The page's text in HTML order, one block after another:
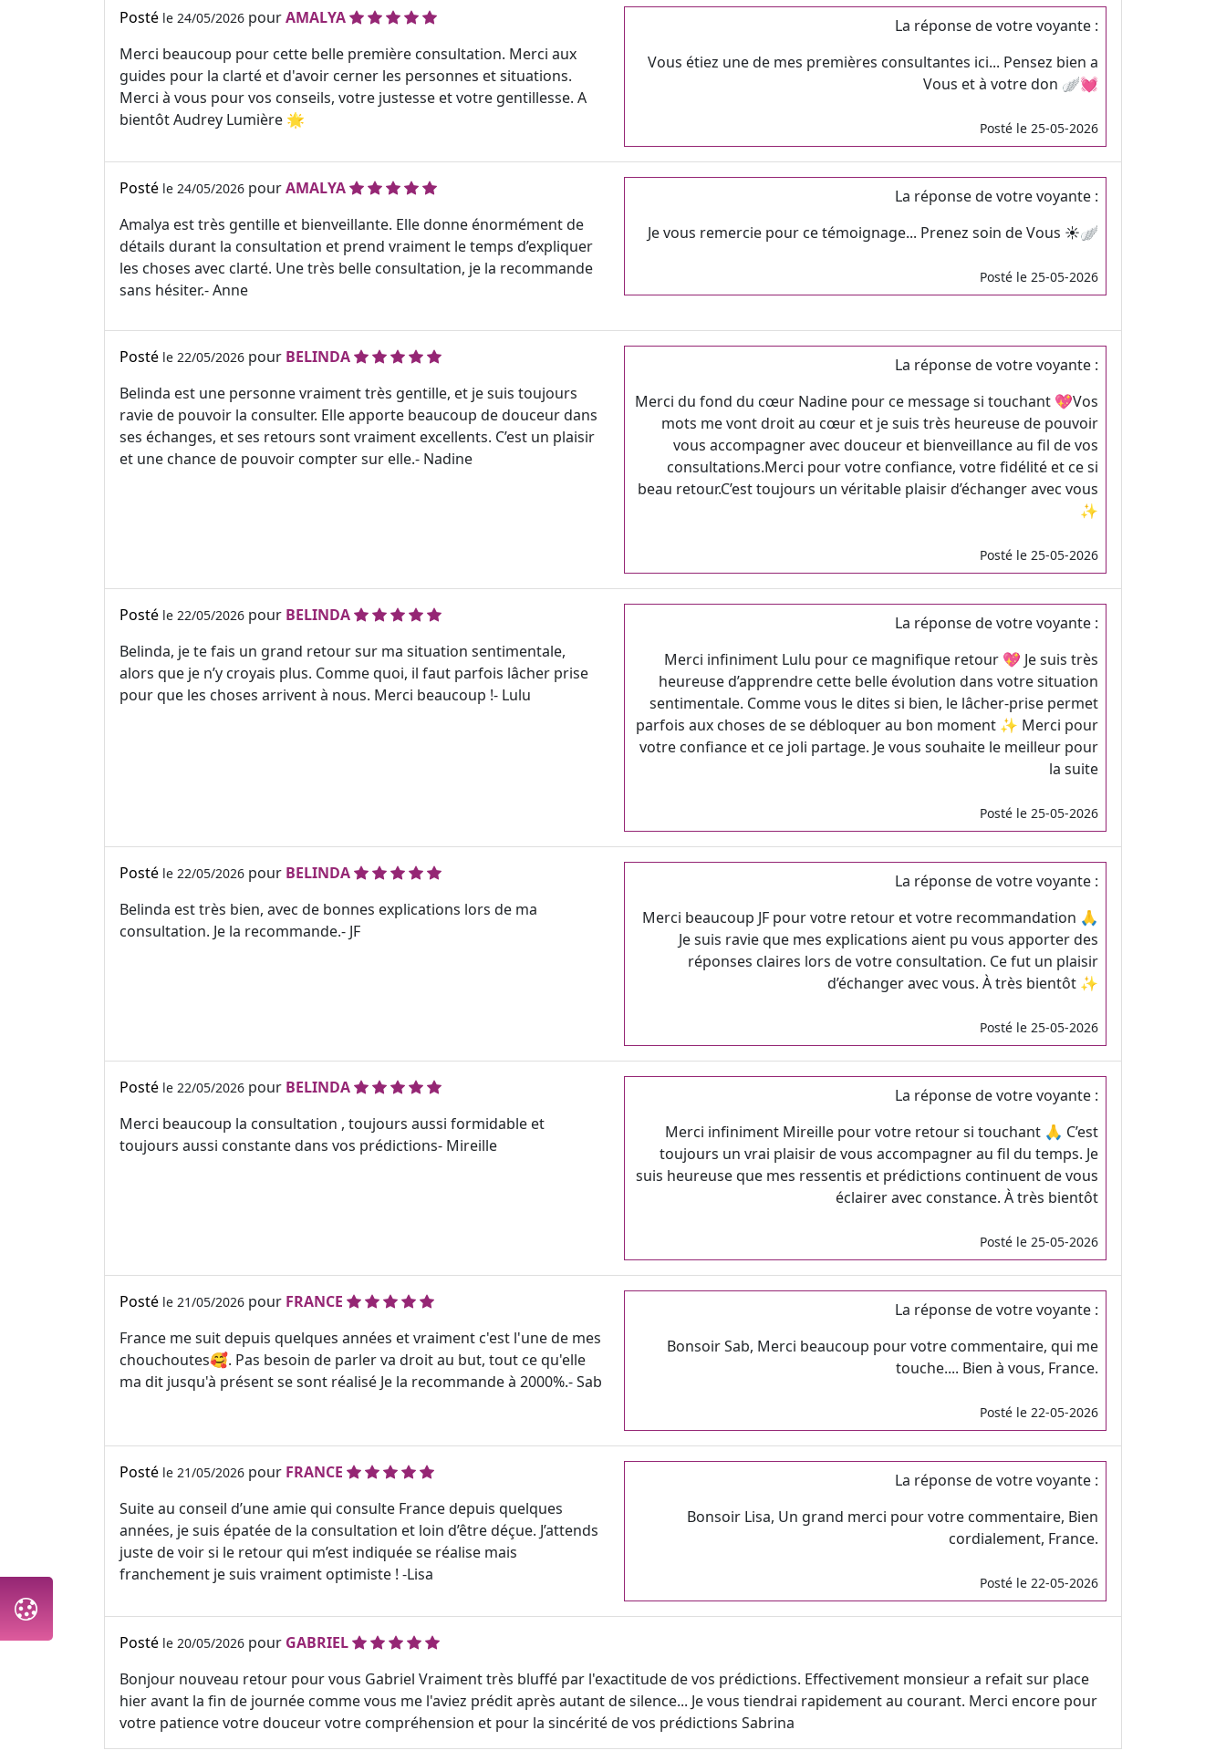
Posté le 24/05/2026 pourAMALYA
Merci beaucoup pour cette belle première consultation. Merci aux
guides pour la clarté et d'avoir cerner les personnes et situations.
Merci à vous pour vos conseils, votre justesse et votre gentillesse. A
bientôt Audrey Lumière 🌟
La réponse de votre voyante :
Vous étiez une de mes premières consultantes ici... Pensez bien a
Vous et à votre don 🪽💓
Posté le 25-05-2026
Posté le 24/05/2026 pourAMALYA
Amalya est très gentille et bienveillante. Elle donne énormément de
détails durant la consultation et prend vraiment le temps d’expliquer
les choses avec clarté. Une très belle consultation, je la recommande
sans hésiter.- Anne
La réponse de votre voyante :
Je vous remercie pour ce témoignage... Prenez soin de Vous ☀️🪽
Posté le 25-05-2026
Posté le 22/05/2026 pour BELINDA
Belinda est une personne vraiment très gentille, et je suis toujours
ravie de pouvoir la consulter. Elle apporte beaucoup de douceur dans
ses échanges, et ses retours sont vraiment excellents. C’est un plaisir
et une chance de pouvoir compter sur elle.- Nadine
La réponse de votre voyante :
Merci du fond du cœur Nadine pour ce message si touchant 💖Vos
mots me vont droit au cœur et je suis très heureuse de pouvoir
vous accompagner avec douceur et bienveillance au fil de vos
consultations.Merci pour votre confiance, votre fidélité et ce si
beau retour.C’est toujours un véritable plaisir d’échanger avec vous
✨
Posté le 25-05-2026
Posté le 22/05/2026 pour BELINDA
Belinda, je te fais un grand retour sur ma situation sentimentale,
alors que je n’y croyais plus. Comme quoi, il faut parfois lâcher prise
pour que les choses arrivent à nous. Merci beaucoup !- Lulu
La réponse de votre voyante :
Merci infiniment Lulu pour ce magnifique retour 💖 Je suis très
heureuse d’apprendre cette belle évolution dans votre situation
sentimentale. Comme vous le dites si bien, le lâcher-prise permet
parfois aux choses de se débloquer au bon moment ✨ Merci pour
votre confiance et ce joli partage. Je vous souhaite le meilleur pour
la suite
Posté le 25-05-2026
Posté le 22/05/2026 pour BELINDA
Belinda est très bien, avec de bonnes explications lors de ma
consultation. Je la recommande.- JF
La réponse de votre voyante :
Merci beaucoup JF pour votre retour et votre recommandation 🙏
Je suis ravie que mes explications aient pu vous apporter des
réponses claires lors de votre consultation. Ce fut un plaisir
d’échanger avec vous. À très bientôt ✨
Posté le 25-05-2026
Posté le 22/05/2026 pour BELINDA
Merci beaucoup la consultation , toujours aussi formidable et
toujours aussi constante dans vos prédictions- Mireille
La réponse de votre voyante :
Merci infiniment Mireille pour votre retour si touchant 🙏 C’est
toujours un vrai plaisir de vous accompagner au fil du temps. Je
suis heureuse que mes ressentis et prédictions continuent de vous
éclairer avec constance. À très bientôt
Posté le 25-05-2026
Posté le 21/05/2026 pour FRANCE
France me suit depuis quelques années et vraiment c'est l'une de mes
chouchoutes🥰. Pas besoin de parler va droit au but, tout ce qu'elle
ma dit jusqu'à présent se sont réalisé Je la recommande à 2000%.- Sab
La réponse de votre voyante :
Bonsoir Sab, Merci beaucoup pour votre commentaire, qui me
touche.... Bien à vous, France.
Posté le 22-05-2026
Posté le 21/05/2026 pour FRANCE
Suite au conseil d’une amie qui consulte France depuis quelques
années, je suis épatée de la consultation et loin d’être déçue. J’attends
juste de voir si le retour qui m’est indiquée se réalise mais
franchement je suis vraiment optimiste ! -Lisa
La réponse de votre voyante :
Bonsoir Lisa, Un grand merci pour votre commentaire, Bien
cordialement, France.
Posté le 22-05-2026
Posté le 20/05/2026 pour GABRIEL
Bonjour nouveau retour pour vous Gabriel Vraiment très bluffé par l'exactitude de vos prédictions. Effectivement monsieur a refait sur place
hier avant la fin de journée comme vous me l'aviez prédit après autant de silence... Je vous tiendrai rapidement au courant. Merci encore pour
votre patience votre douceur votre compréhension et pour la sincérité de vos prédictions Sabrina